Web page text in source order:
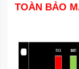
TOÀN BẢO